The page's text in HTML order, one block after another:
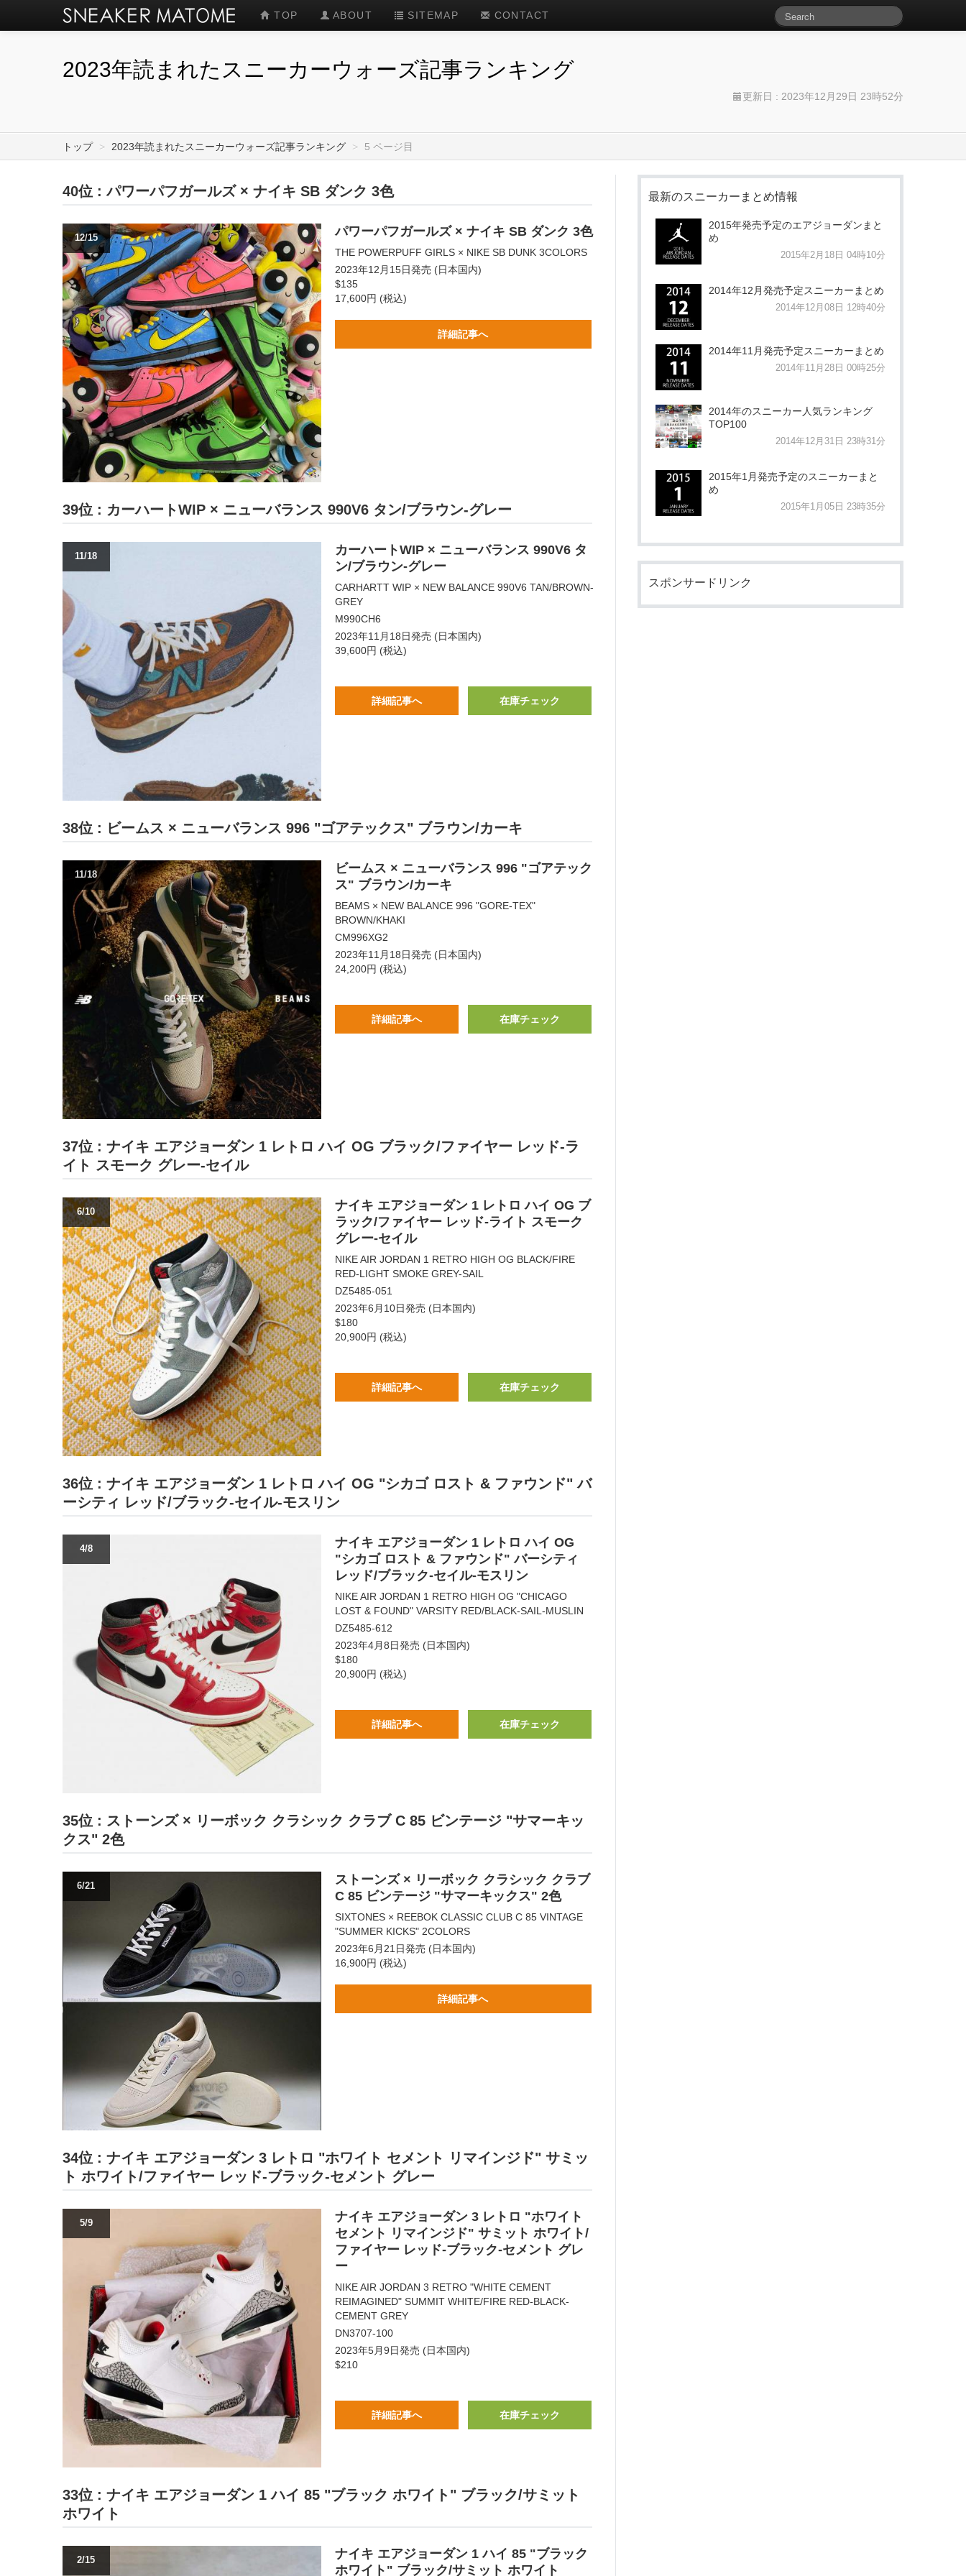
TOP ABOUT SITEMAP CONTACT
2023年読まれたスニーカーウォーズ記事ランキング
更新日 : 2023年12月29日 23時52分
トップ > 2023年読まれたスニーカーウォーズ記事ランキング > 5 ページ目
40位 : パワーパフガールズ × ナイキ SB ダンク 3色
12/15 パワーパフガールズ × ナイキ SB ダンク 3色
THE POWERPUFF GIRLS × NIKE SB DUNK 3COLORS
2023年12月15日発売 (日本国内)
$135
17,600円 (税込)
詳細記事へ
39位 : カーハートWIP × ニューバランス 990V6 タン/ブラウン-グレー
11/18
カーハートWIP × ニューバランス 990V6 タ
ン/ブラウン-グレー
CARHARTT WIP × NEW BALANCE 990V6 TAN/BROWN-
GREY
M990CH6
2023年11月18日発売 (日本国内)
39,600円 (税込)
詳細記事へ 在庫チェック
38位 : ビームス × ニューバランス 996 "ゴアテックス" ブラウン/カーキ
11/18
ビームス × ニューバランス 996 "ゴアテック
ス" ブラウン/カーキ
BEAMS × NEW BALANCE 996 "GORE-TEX"
BROWN/KHAKI
CM996XG2
2023年11月18日発売 (日本国内)
24,200円 (税込)
詳細記事へ 在庫チェック
37位 : ナイキ エアジョーダン 1 レトロ ハイ OG ブラック/ファイヤー レッド-ラ
イト スモーク グレー-セイル
6/10
ナイキ エアジョーダン 1 レトロ ハイ OG ブ
ラック/ファイヤー レッド-ライト スモーク
グレー-セイル
NIKE AIR JORDAN 1 RETRO HIGH OG BLACK/FIRE
RED-LIGHT SMOKE GREY-SAIL
DZ5485-051
2023年6月10日発売 (日本国内)
$180
20,900円 (税込)
詳細記事へ 在庫チェック
36位 : ナイキ エアジョーダン 1 レトロ ハイ OG "シカゴ ロスト & ファウンド" バ
ーシティ レッド/ブラック-セイル-モスリン
4/8
ナイキ エアジョーダン 1 レトロ ハイ OG
"シカゴ ロスト & ファウンド" バーシティ
レッド/ブラック-セイル-モスリン
NIKE AIR JORDAN 1 RETRO HIGH OG "CHICAGO
LOST & FOUND" VARSITY RED/BLACK-SAIL-MUSLIN
DZ5485-612
2023年4月8日発売 (日本国内)
$180
20,900円 (税込)
詳細記事へ 在庫チェック
35位 : ストーンズ × リーボック クラシック クラブ C 85 ビンテージ "サマーキッ
クス" 2色
6/21
ストーンズ × リーボック クラシック クラブ
C 85 ビンテージ "サマーキックス" 2色
SIXTONES × REEBOK CLASSIC CLUB C 85 VINTAGE
"SUMMER KICKS" 2COLORS
2023年6月21日発売 (日本国内)
16,900円 (税込)
詳細記事へ
34位 : ナイキ エアジョーダン 3 レトロ "ホワイト セメント リマインジド" サミッ
ト ホワイト/ファイヤー レッド-ブラック-セメント グレー
5/9
ナイキ エアジョーダン 3 レトロ "ホワイト
セメント リマインジド" サミット ホワイト/
ファイヤー レッド-ブラック-セメント グレ
ー
NIKE AIR JORDAN 3 RETRO "WHITE CEMENT
REIMAGINED" SUMMIT WHITE/FIRE RED-BLACK-
CEMENT GREY
DN3707-100
2023年5月9日発売 (日本国内)
$210
詳細記事へ 在庫チェック
33位 : ナイキ エアジョーダン 1 ハイ 85 "ブラック ホワイト" ブラック/サミット
ホワイト
2/15
ナイキ エアジョーダン 1 ハイ 85 "ブラック
ホワイト" ブラック/サミット ホワイト
最新のスニーカーまとめ情報
2015年発売予定のエアジョーダンまと
め
2015年2月18日 04時10分
2014年12月発売予定スニーカーまとめ
2014年12月08日 12時40分
2014年11月発売予定スニーカーまとめ
2014年11月28日 00時25分
2014年のスニーカー人気ランキング
TOP100
2014年12月31日 23時31分
2015年1月発売予定のスニーカーまと
め
2015年1月05日 23時35分
スポンサードリンク